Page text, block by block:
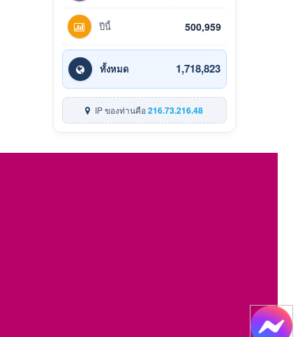
ปีนี้ 500,959
ทั้งหมด 1,718,823
IP ของท่านคือ216.73.216.48